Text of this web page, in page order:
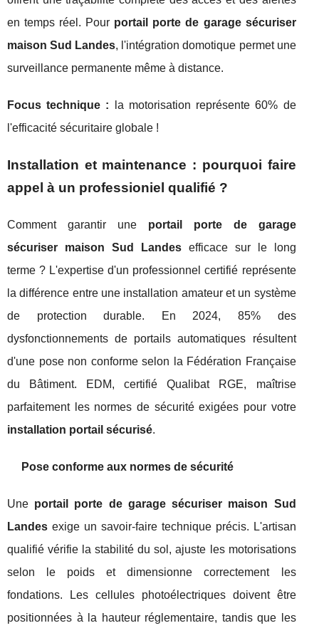
en temps réel. Pour portail porte de garage sécuriser
maison Sud Landes, l'intégration domotique permet une
surveillance permanente même à distance.
Focus technique : la motorisation représente 60% de
l'efficacité sécuritaire globale !
Installation et maintenance : pourquoi faire
appel à un professioniel qualifié ?
Comment garantir une portail porte de garage
sécuriser maison Sud Landesefficace sur le long
terme ? L'expertise d'un professionnel certifié représente
la différence entre une installation amateur et un système
de protection durable. En 2024, 85% des
dysfonctionnements de portails automatiques résultent
d'une pose non conforme selon la Fédération Française
du Bâtiment. EDM, certifié Qualibat RGE, maîtrise
parfaitement les normes de sécurité exigées pour votre
installation portail sécurisé.
Pose conforme aux normes de sécurité
Une portail porte de garage sécuriser maison Sud
Landes exige un savoir-faire technique précis. L'artisan
qualifié vérifie la stabilité du sol, ajuste les motorisations
selon le poids et dimensionne correctement les
fondations. Les cellules photoélectriques doivent être
positionnées à la hauteur réglementaire, tandis que les